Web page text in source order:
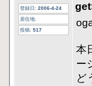
登録日: 2006-4-24
居住地:
投稿: 517
本
ー
ど